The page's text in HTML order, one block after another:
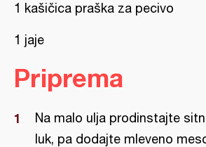
1 kašičica praška za pecivo
1 jaje
Priprema
Na malo ulja prodinstajte
luk, pa dodajte mleveno